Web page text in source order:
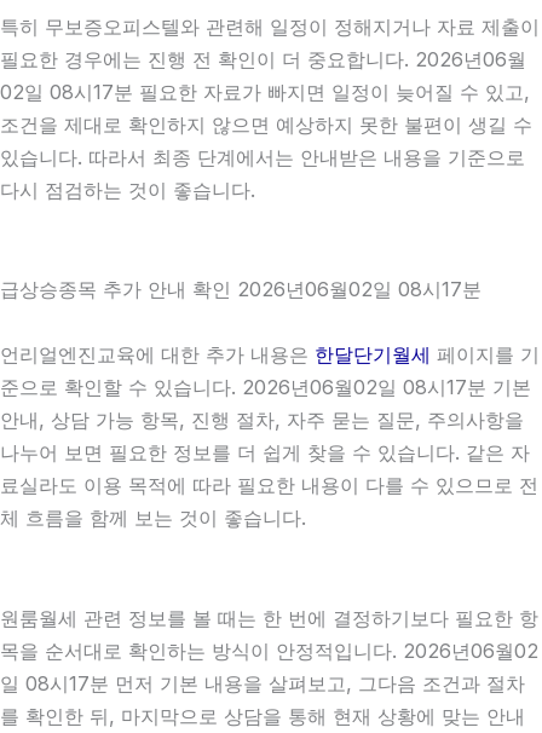
특히 무보증오피스텔와 관련해 일정이 정해지거나 자료 제출이
필요한 경우에는 진행 전 확인이 더 중요합니다. 2026년06월
02일 08시17분 필요한 자료가 빠지면 일정이 늦어질 수 있고,
조건을 제대로 확인하지 않으면 예상하지 못한 불편이 생길 수
있습니다. 따라서 최종 단계에서는 안내받은 내용을 기준으로
다시 점검하는 것이 좋습니다.
급상승종목 추가 안내 확인 2026년06월02일 08시17분
언리얼엔진교육에 대한 추가 내용은 한달단기월세 페이지를 기
준으로 확인할 수 있습니다. 2026년06월02일 08시17분 기본
안내, 상담 가능 항목, 진행 절차, 자주 묻는 질문, 주의사항을
나누어 보면 필요한 정보를 더 쉽게 찾을 수 있습니다. 같은 자
료실라도 이용 목적에 따라 필요한 내용이 다를 수 있으므로 전
체 흐름을 함께 보는 것이 좋습니다.
원룸월세 관련 정보를 볼 때는 한 번에 결정하기보다 필요한 항
목을 순서대로 확인하는 방식이 안정적입니다. 2026년06월02
일 08시17분 먼저 기본 내용을 살펴보고, 그다음 조건과 절차
를 확인한 뒤, 마지막으로 상담을 통해 현재 상황에 맞는 안내